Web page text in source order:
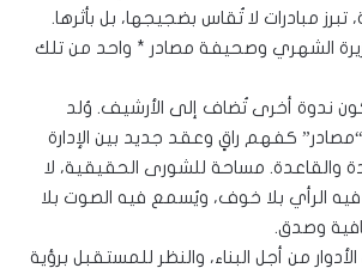
مبادرات لا تُقاس بضجيجها، بل بأثرها.
الشهري وصحيفة مصادر * واحد من تلك
ندوة أخرى تُضاف إلى الأرشيف. وُلد
كفهم راقٍ وعقد جديد بين الإدارة
والقاعدة. مساحة للشورى الحقيقية، لا
فيه الرأي بلا خوف، ويُسمع فيه الصوت بلا
وصدق.
من أجل البناء، والنظر للمستقبل برؤية